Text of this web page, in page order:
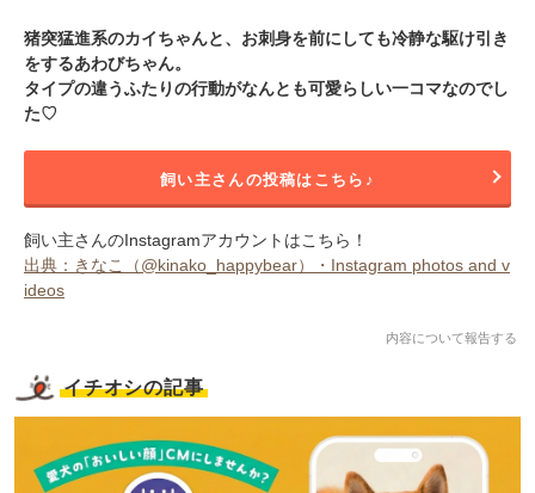
猪突猛進系のカイちゃんと、お刺身を前にしても冷静な駆け引き
をするあわびちゃん。
タイプの違うふたりの行動がなんとも可愛らしい一コマなのでし
た♡
飼い主さんの投稿はこちら♪
飼い主さんのInstagramアカウントはこちら！
出典：きなこ（@kinako_happybear）・Instagram photos and v
ideos
内容について報告する
イチオシの記事